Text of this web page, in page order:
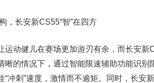
，长安新CS55“智”在四方
运动健儿在赛场更加游刃有余，而长安
晰的情况下，通过智能限速辅助功能识别
“冲刺”速度，激情而不逾矩。同时，长